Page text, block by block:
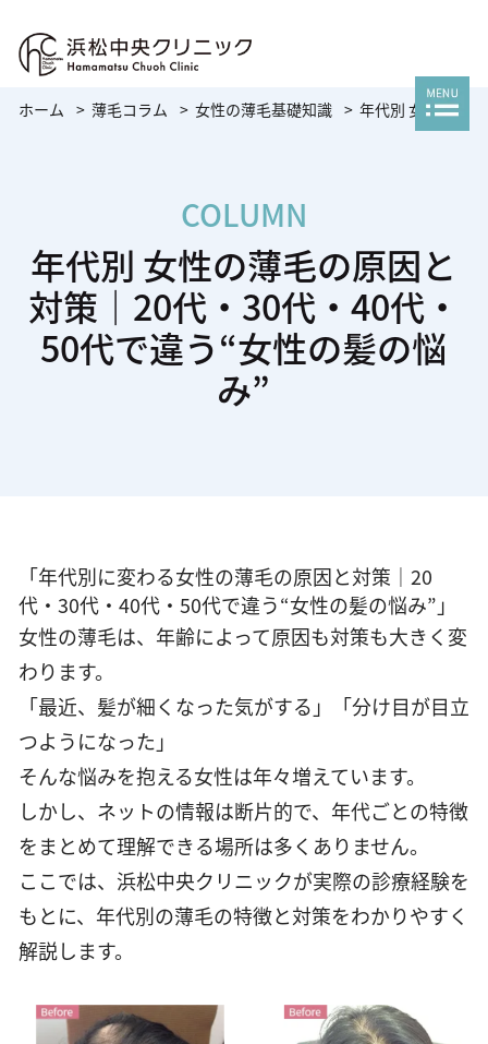
ホーム 薄毛コラム 女性の薄毛基礎知識 年代別 女性の薄
COLUMN
年代別 女性の薄毛の原因と
対策｜20代・30代・40代・
50代で違う“女性の髪の悩
み”
「年代別に変わる女性の薄毛の原因と対策｜20
代・30代・40代・50代で違う“女性の髪の悩み”」
女性の薄毛は、年齢によって原因も対策も大きく変
わります。
「最近、髪が細くなった気がする」「分け目が目立
つようになった」
そんな悩みを抱える女性は年々増えています。
しかし、ネットの情報は断片的で、年代ごとの特徴
をまとめて理解できる場所は多くありません。
ここでは、浜松中央クリニックが実際の診療経験を
もとに、年代別の薄毛の特徴と対策をわかりやすく
解説します。